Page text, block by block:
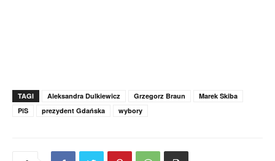
TAGI Aleksandra Dulkiewicz Grzegorz Braun
Marek Skiba
PiS
prezydent Gdańska wybory